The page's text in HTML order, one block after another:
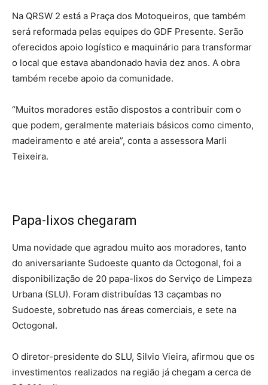
Na QRSW 2 está a Praça dos Motoqueiros, que também
será reformada pelas equipes do GDF Presente. Serão
oferecidos apoio logístico e maquinário para transformar
o local que estava abandonado havia dez anos. A obra
também recebe apoio da comunidade.
“Muitos moradores estão dispostos a contribuir com o
que podem, geralmente materiais básicos como cimento,
madeiramento e até areia”, conta a assessora Marli
Teixeira.
Papa-lixos chegaram
Uma novidade que agradou muito aos moradores, tanto
do aniversariante Sudoeste quanto da Octogonal, foi a
disponibilização de 20 papa-lixos do Serviço de Limpeza
Urbana (SLU). Foram distribuídas 13 caçambas no
Sudoeste, sobretudo nas áreas comerciais, e sete na
Octogonal.
O diretor-presidente do SLU, Silvio Vieira, afirmou que os
investimentos realizados na região já chegam a cerca de